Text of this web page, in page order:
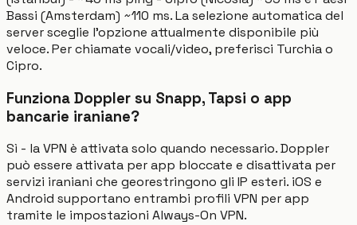
Bassi (Amsterdam) ~110 ms. La selezione automatica del
server sceglie l'opzione attualmente disponibile più
veloce. Per chiamate vocali/video, preferisci Turchia o
Cipro.
Funziona Doppler su Snapp, Tapsi o app
bancarie iraniane?
Sì - la VPN è attivata solo quando necessario. Doppler
può essere attivata per app bloccate e disattivata per
servizi iraniani che georestringono gli IP esteri. iOS e
Android supportano entrambi profili VPN per app
tramite le impostazioni Always-On VPN.